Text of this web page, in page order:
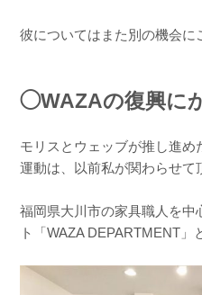
彼についてはまた別の機会に
◯WAZAの復興に
モリスとウェッブが推し進
運動は、以前私が関わらせて
福岡県大川市の家具職人を中
ト「WAZA DEPARTMENT」